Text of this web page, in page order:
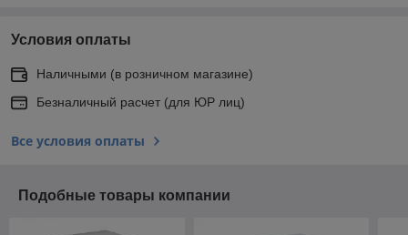
Условия оплаты
Наличными (в розничном магазине)
Безналичный расчет (для ЮР лиц)
Все условия оплаты
Подобные товары компании